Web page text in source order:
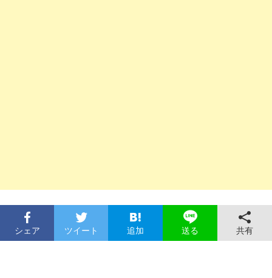
シェア ツイート 追加 送る 共有